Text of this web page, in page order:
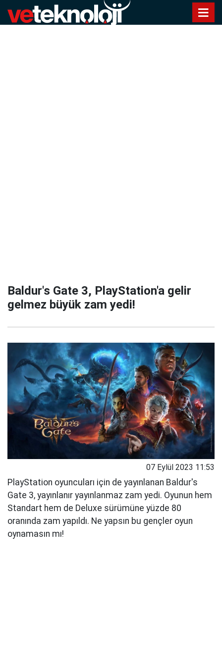
Baldur's Gate 3, PlayStation'a gelir
gelmez büyük zam yedi!
07 Eylül 2023 11:53
PlayStation oyuncuları için de yayınlanan Baldur's
Gate 3, yayınlanır yayınlanmaz zam yedi. Oyunun hem
Standart hem de Deluxe sürümüne yüzde 80
oranında zam yapıldı. Ne yapsın bu gençler oyun
oynamasın mı!